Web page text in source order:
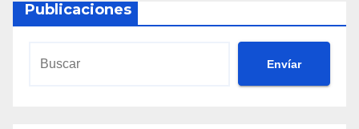
Publicaciones
Envíar